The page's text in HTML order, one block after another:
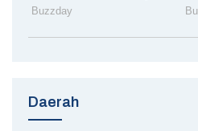
Daerah